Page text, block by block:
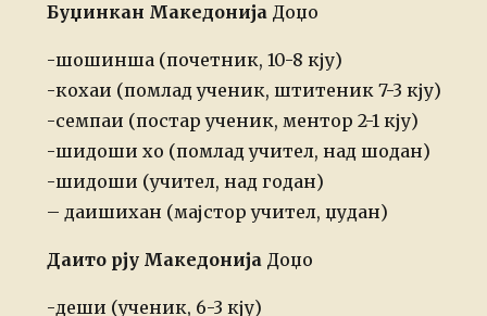
Буџинкан Македонија Доџо
-шошинша (почетник, 10-8 кју)
-кохаи (помлад ученик, штитеник 7-3 кју)
-семпаи (постар ученик, ментор 2-1 кју)
-шидоши хо (помлад учител, над шодан)
-шидоши (учител, над годан)
– даишихан (мајстор учител, џудан)
Даито рју МакедонијаДоџо
-деши (ученик, 6-3 кју)